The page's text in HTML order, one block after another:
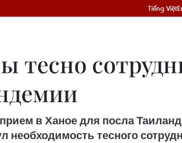
Tiếng Việt
тесно
в Ханое для посла
необходимость тесного